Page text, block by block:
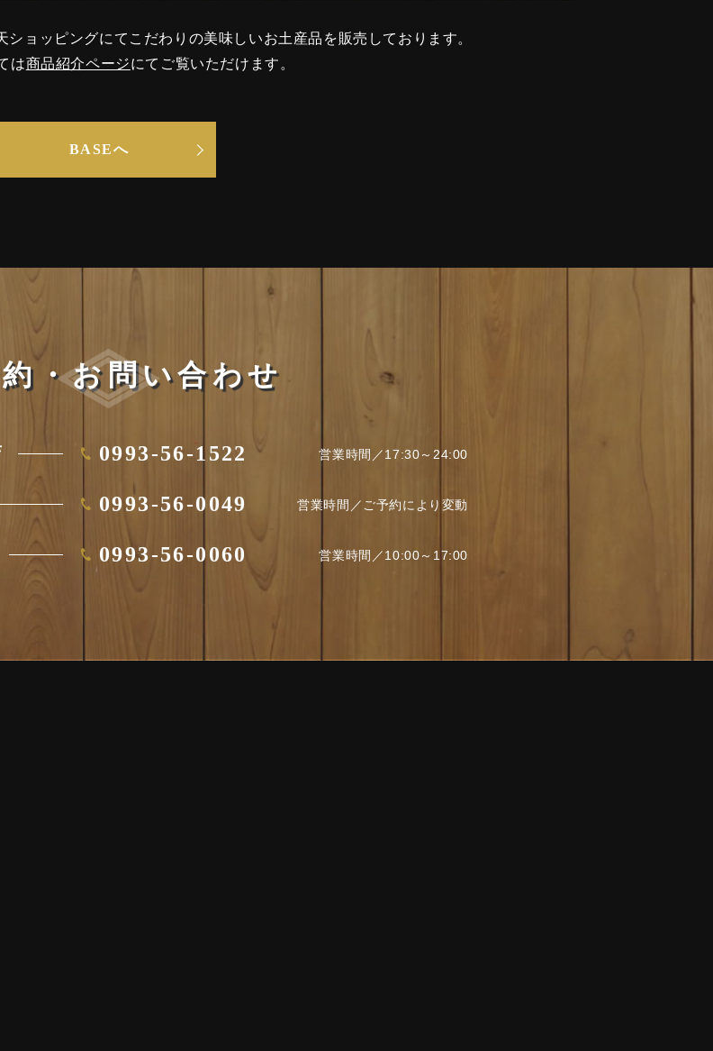
ョッピングにてこだわりの美味しいお土産品を販売しております。
は商品紹介ページにてご覧いただけます。
BASEへ
・お問い合わせ
0993-56-1522 営業時間／17:30～24:00
0993-56-0049 営業時間／ご予約により変動
0993-56-0060 営業時間／10:00～17:00